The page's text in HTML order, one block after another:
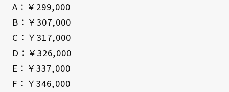
A：￥299,000
B：￥307,000
C：￥317,000
D：￥326,000
E：￥337,000
F：￥346,000